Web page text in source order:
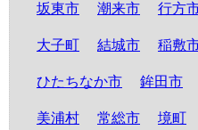
坂東市 潮来市 行方
大子町 結城市 稲敷
ひたちなか市 鉾田市
美浦村 常総市 境町